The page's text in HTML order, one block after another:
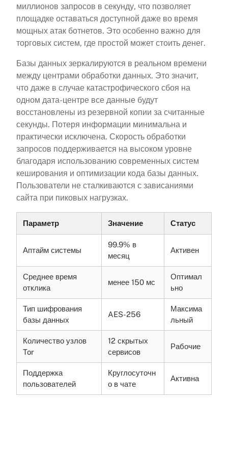
миллионов запросов в секунду, что позволяет
площадке оставаться доступной даже во время
мощных атак ботнетов. Это особенно важно для
торговых систем, где простой может стоить денег.
Базы данных зеркалируются в реальном времени
между центрами обработки данных. Это значит,
что даже в случае катастрофического сбоя на
одном дата-центре все данные будут
восстановлены из резервной копии за считанные
секунды. Потеря информации минимальна и
практически исключена. Скорость обработки
запросов поддерживается на высоком уровне
благодаря использованию современных систем
кеширования и оптимизации кода базы данных.
Пользователи не сталкиваются с зависаниями
сайта при пиковых нагрузках.
Параметр Значение Статус
Аптайм системы
99.9% в
месяц
Активен
Среднее время
отклика
менее 150 мс
Оптимал
ьно
Тип шифрования
базы данных
AES-256
Максима
льный
Количество узлов
Tor
12 скрытых
сервисов
Рабочие
Поддержка
пользователей
Круглосуточн
о в чате
Активна